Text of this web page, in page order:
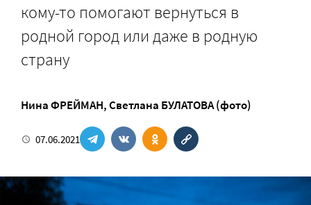
кому-то помогают вернуться в
родной город или даже в родную
страну
Нина ФРЕЙМАН,Светлана БУЛАТОВА (фото)
07.06.2021